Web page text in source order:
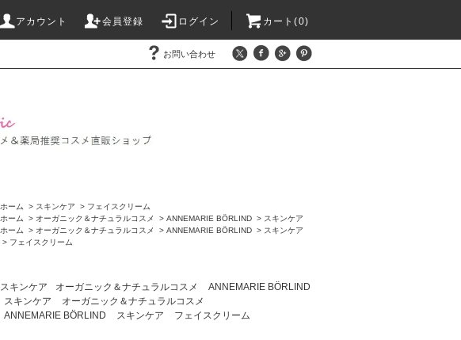
アカウント 会員登録 ログイン カート(0)
お問い合わせ
ホーム > スキンケア > フェイスクリーム
ホーム
> オーガニック＆ナチュラルコスメ > ANNEMARIE BÖRLIND > スキンケア
ホーム
> オーガニック＆ナチュラルコスメ > ANNEMARIE BÖRLIND > スキンケア
> フェイスクリーム
スキンケア オーガニック＆ナチュラルコスメ
ANNEMARIE BÖRLIND
スキンケア
オーガニック＆ナチュラルコスメ
ANNEMARIE BÖRLIND
スキンケア フェイスクリーム